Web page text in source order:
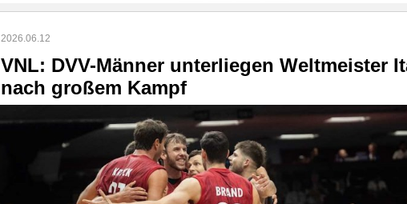
2026.06.12
VNL: DVV-Männer unterliegen Weltmeister
nach großem Kampf